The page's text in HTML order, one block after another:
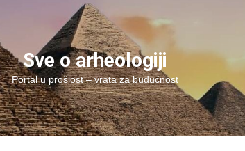
Sve o arheologiji
Portal u prošlost – vrata za budućnost